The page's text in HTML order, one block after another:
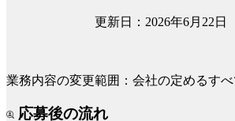
更新日：2026年6月22日
業務内容の変更範囲：会社の定めるす
応募後の流れ